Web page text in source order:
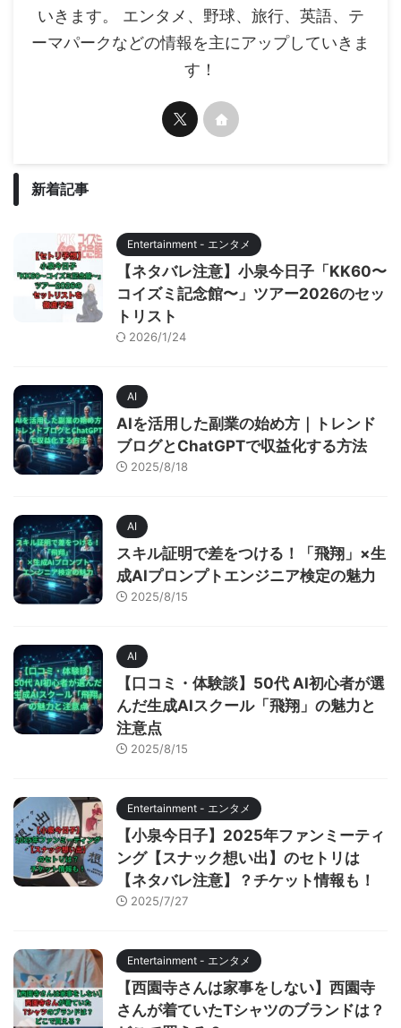
いきます。 エンタメ、野球、旅行、英語、テ
ーマパークなどの情報を主にアップしていきま
す！
新着記事
Entertainment - エンタメ
【ネタバレ注意】小泉今日子「KK60〜
コイズミ記念館〜」ツアー2026のセッ
トリスト
2026/1/24
AI
AIを活用した副業の始め方｜トレンド
ブログとChatGPTで収益化する方法
2025/8/18
AI
スキル証明で差をつける！「飛翔」×生
成AIプロンプトエンジニア検定の魅力
2025/8/15
AI
【口コミ・体験談】50代 AI初心者が選
んだ生成AIスクール「飛翔」の魅力と
注意点
2025/8/15
Entertainment - エンタメ
【小泉今日子】2025年ファンミーティ
ング【スナック想い出】のセトリは
【ネタバレ注意】？チケット情報も！
2025/7/27
Entertainment - エンタメ
【西園寺さんは家事をしない】西園寺
さんが着ていたTシャツのブランドは？